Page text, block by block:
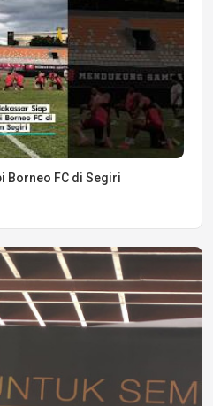
Borneo FC di Segiri